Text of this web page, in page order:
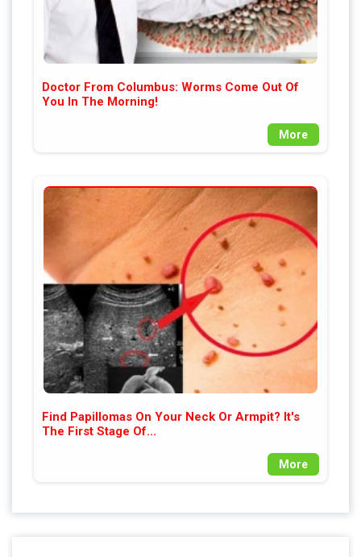
Doctor From Columbus: Worms Come Out Of
You In The Morning!
More
Find Papillomas On Your Neck Or Armpit? It's
The First Stage Of...
More